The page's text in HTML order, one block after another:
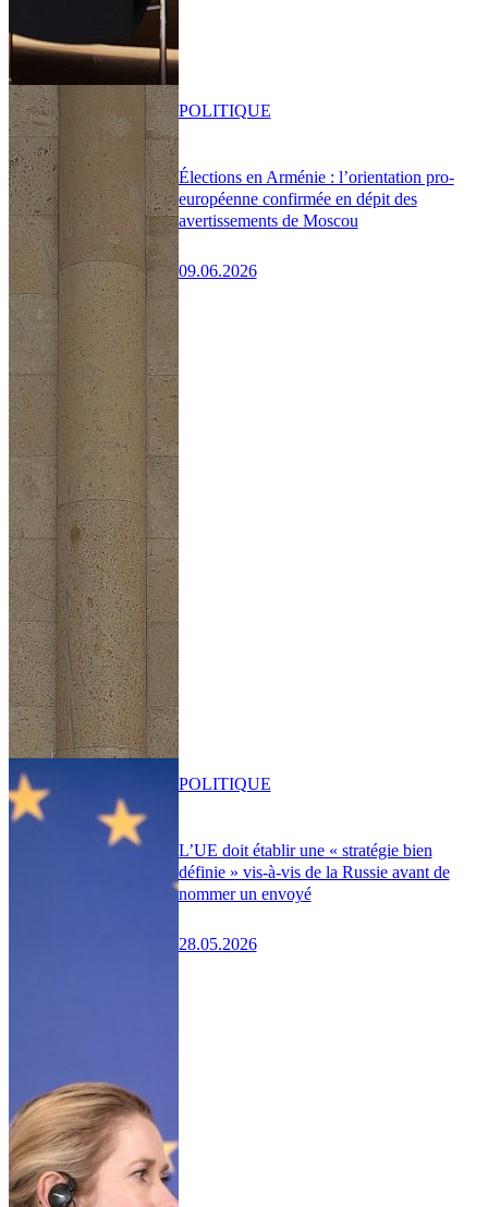
Élections en Arménie : l’orientation pro-
européenne confirmée en dépit des
avertissements de Moscou
09.06.2026
POLITIQUE
L’UE doit établir une « stratégie bien
définie » vis-à-vis de la Russie avant de
nommer un envoyé
28.05.2026
POLITIQUE